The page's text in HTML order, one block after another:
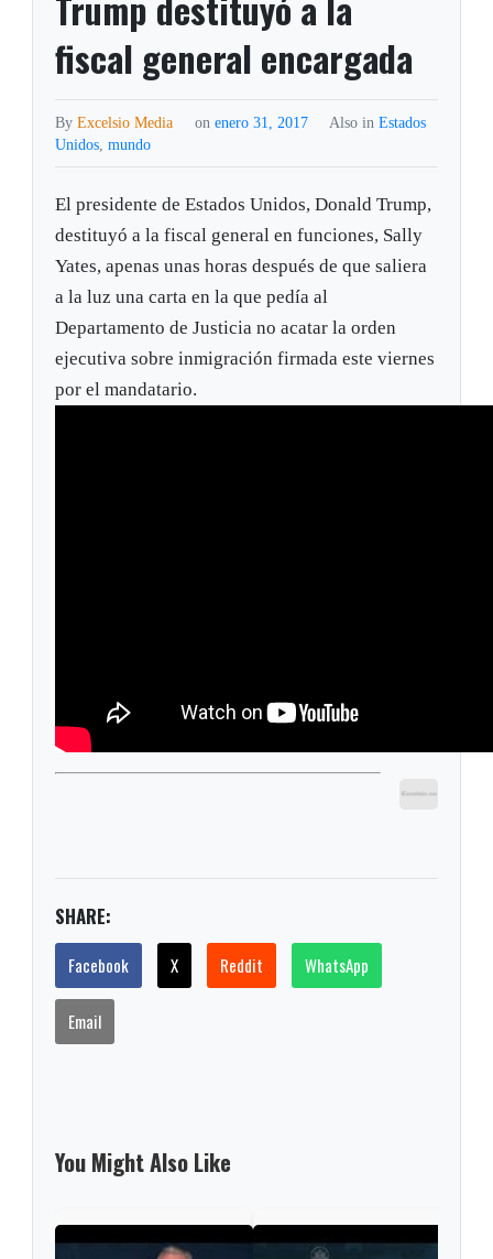
fiscal general encargada
ByExcelsio Media on enero 31, 2017 Also in Estados
Unidos,mundo
El presidente de Estados Unidos, Donald Trump,
destituyó a la fiscal general en funciones, Sally
Yates, apenas unas horas después de que saliera
a la luz una carta en la que pedía al
Departamento de Justicia no acatar la orden
ejecutiva sobre inmigración firmada este viernes
por el mandatario.
SHARE:
Facebook X Reddit WhatsApp
Email
You Might Also Like